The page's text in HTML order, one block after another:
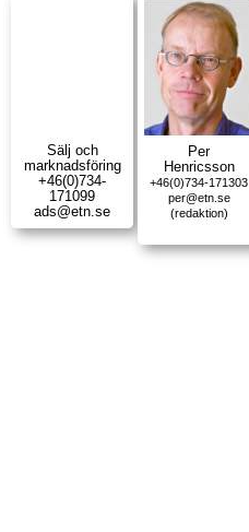
Sälj och
marknads­föring
+46(0)734-
171099
ads@etn.se
Per
Henricsson
+46(0)734-171303
per@etn.se
(redaktion)